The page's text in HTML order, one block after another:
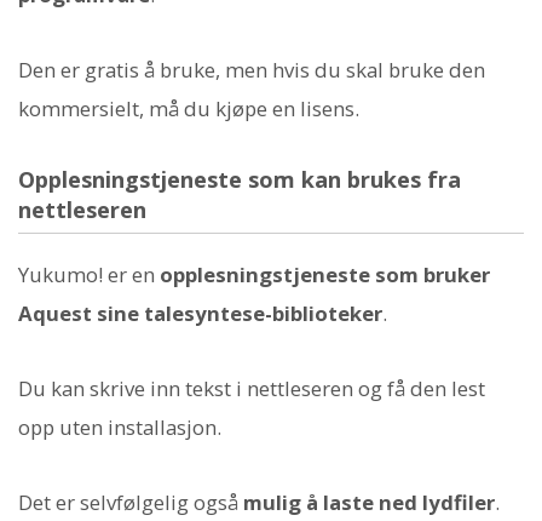
Den er gratis å bruke, men hvis du skal bruke den
kommersielt, må du kjøpe en lisens.
Opplesningstjeneste som kan brukes fra
nettleseren
Yukumo! er en opplesningstjeneste som bruker
Aquest sine talesyntese-biblioteker.
Du kan skrive inn tekst i nettleseren og få den lest
opp uten installasjon.
Det er selvfølgelig også mulig å laste ned lydfiler.